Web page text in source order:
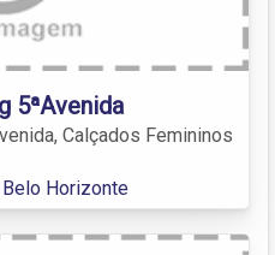
5ªAvenida
Calçados Femininos
Horizonte